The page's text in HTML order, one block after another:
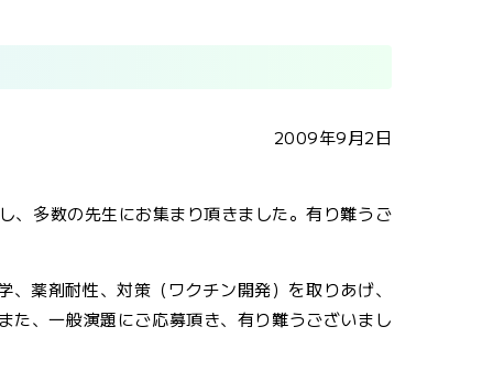
2009年9月2日
、多数の先生にお集まり頂きました。有り難うご
、薬剤耐性、対策（ワクチン開発）を取りあげ、
た、一般演題にご応募頂き、有り難うございまし